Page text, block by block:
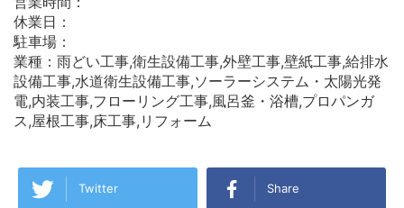
休業日：
駐車場：
業種：雨どい工事,衛生設備工事,外壁工事,壁紙工事,給排水
設備工事,水道衛生設備工事,ソーラーシステム・太陽光発
電,内装工事,フローリング工事,風呂釜・浴槽,プロパンガ
ス,屋根工事,床工事,リフォーム
Twitter Share